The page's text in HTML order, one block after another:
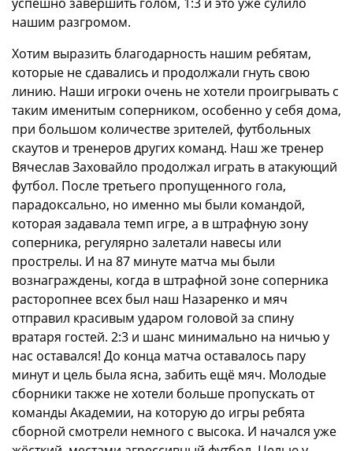
успешно завершить голом, 1:3 и это уже сулило
нашим разгромом.
Хотим выразить благодарность нашим ребятам,
которые не сдавались и продолжали гнуть свою
линию. Наши игроки очень не хотели проигрывать с
таким именитым соперником, особенно у себя дома,
при большом количестве зрителей, футбольных
скаутов и тренеров других команд. Наш же тренер
Вячеслав Заховайло продолжал играть в атакующий
футбол. После третьего пропущенного гола,
парадоксально, но именно мы были командой,
которая задавала темп игре, а в штрафную зону
соперника, регулярно залетали навесы или
прострелы. И на 87 минуте матча мы были
вознаграждены, когда в штрафной зоне соперника
расторопнее всех был наш Назаренко и мяч
отправил красивым ударом головой за спину
вратаря гостей. 2:3 и шанс минимально на ничью у
нас оставался! До конца матча оставалось пару
минут и цель была ясна, забить ещё мяч. Молодые
сборники также не хотели больше пропускать от
команды Академии, на которую до игры ребята
сборной смотрели немного с высока. И начался уже